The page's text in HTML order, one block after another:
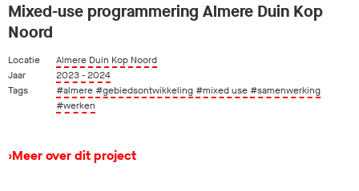
Mixed-use programmering Almere Duin Kop
Noord
Locatie
Almere Duin Kop Noord
Jaar
2023 - 2024
Tags
#almere#gebiedsontwikkeling#mixed use#samenwerking
#werken
›Meer over dit project